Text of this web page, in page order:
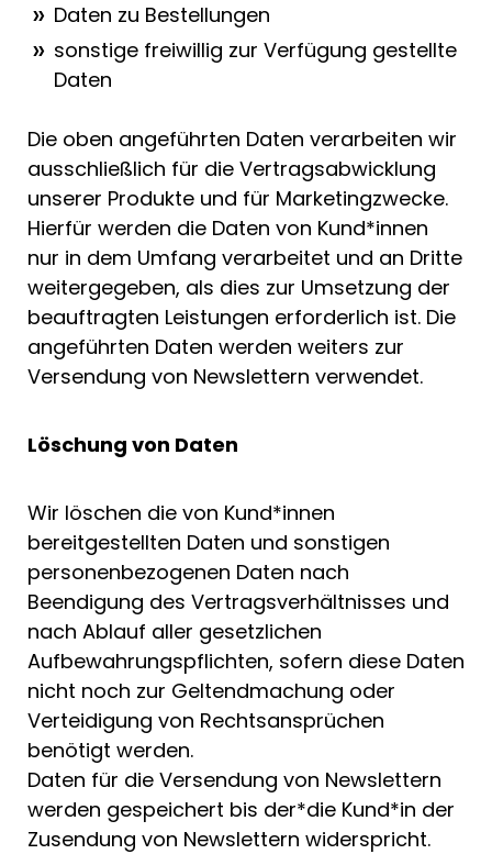
Daten zu Bestellungen
sonstige freiwillig zur Verfügung gestellte
Daten
Die oben angeführten Daten verarbeiten wir
ausschließlich für die Vertragsabwicklung
unserer Produkte und für Marketingzwecke.
Hierfür werden die Daten von Kund*innen
nur in dem Umfang verarbeitet und an Dritte
weitergegeben, als dies zur Umsetzung der
beauftragten Leistungen erforderlich ist. Die
angeführten Daten werden weiters zur
Versendung von Newslettern verwendet.
Löschung von Daten
Wir löschen die von Kund*innen
bereitgestellten Daten und sonstigen
personenbezogenen Daten nach
Beendigung des Vertragsverhältnisses und
nach Ablauf aller gesetzlichen
Aufbewahrungspflichten, sofern diese Daten
nicht noch zur Geltendmachung oder
Verteidigung von Rechtsansprüchen
benötigt werden.
Daten für die Versendung von Newslettern
werden gespeichert bis der*die Kund*in der
Zusendung von Newslettern widerspricht.